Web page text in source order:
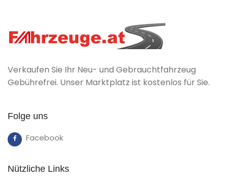
Verkaufen Sie Ihr Neu- und Gebrauchtfahrzeug
Gebührefrei. Unser Marktplatz ist kostenlos für Sie.
Folge uns
Facebook
Nützliche Links